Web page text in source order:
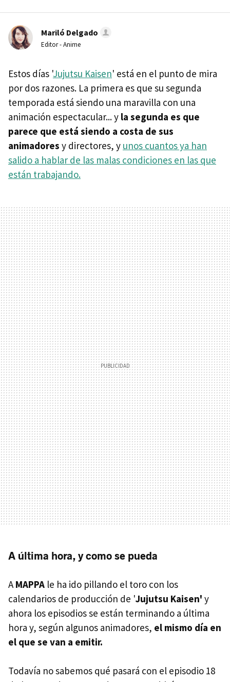
Mariló Delgado
Editor - Anime
Estos días 'Jujutsu Kaisen' está en el punto de mira
por dos razones. La primera es que su segunda
temporada está siendo una maravilla con una
animación espectacular... y la segunda es que
parece que está siendo a costa de sus
animadores y directores, y unos cuantos ya han
salido a hablar de las malas condiciones en las que
están trabajando.
A última hora, y como se pueda
AMAPPA le ha ido pillando el toro con los
calendarios de producción de 'Jujutsu Kaisen' y
ahora los episodios se están terminando a última
hora y, según algunos animadores, el mismo día en
el que se van a emitir.
Todavía no sabemos qué pasará con el episodio 18